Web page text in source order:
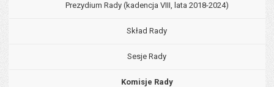
Prezydium Rady (kadencja VIII, lata 2018-2024)
Skład Rady
Sesje Rady
Komisje Rady